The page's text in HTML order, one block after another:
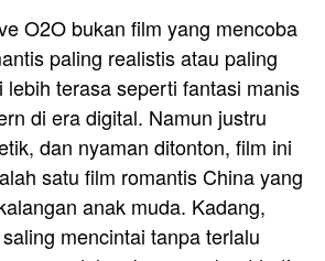
O2O bukan film yang mencoba
paling realistis atau paling
lebih terasa seperti fantasi manis
di era digital. Namun justru
dan nyaman ditonton, film ini
satu film romantis China yang
anak muda. Kadang,
mencintai tanpa terlalu